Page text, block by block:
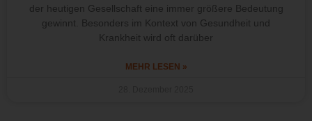
der heutigen Gesellschaft eine immer größere Bedeutung
gewinnt. Besonders im Kontext von Gesundheit und
Krankheit wird oft darüber
MEHR LESEN »